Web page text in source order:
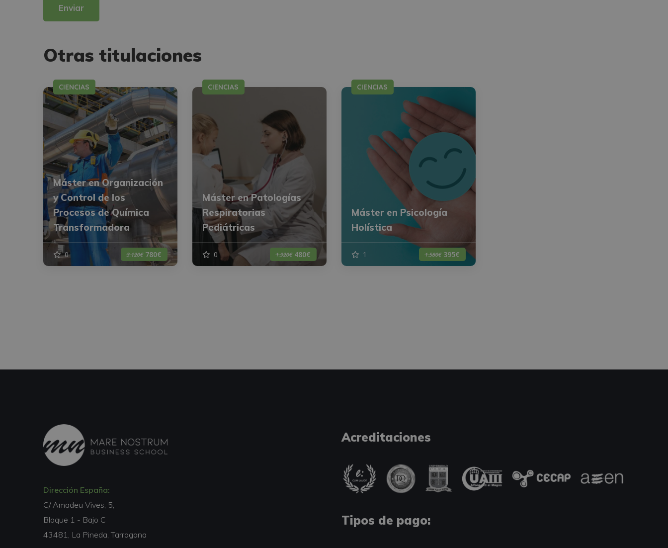
Otras titulaciones
CIENCIAS
Máster en Organización
y Control de los
Procesos de Química
Transformadora
0 3.120€ 780€
CIENCIAS
Máster en Patologías
Respiratorias
Pediátricas
0 1.920€ 480€
CIENCIAS
Máster en Psicología
Holística
1 1.580€ 395€
Dirección España:
C/ Amadeu Vives, 5,
Bloque 1 - Bajo C
43481, La Pineda, Tarragona
Acreditaciones
Tipos de pago: